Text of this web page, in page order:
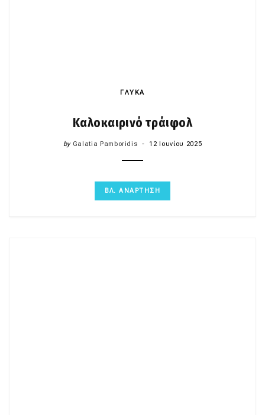
ΓΛΥΚΑ
Καλοκαιρινό τράιφολ
by Galatia Pamboridis 12 Ιουνίου 2025
ΒΛ. ΑΝΑΡΤΗΣΗ